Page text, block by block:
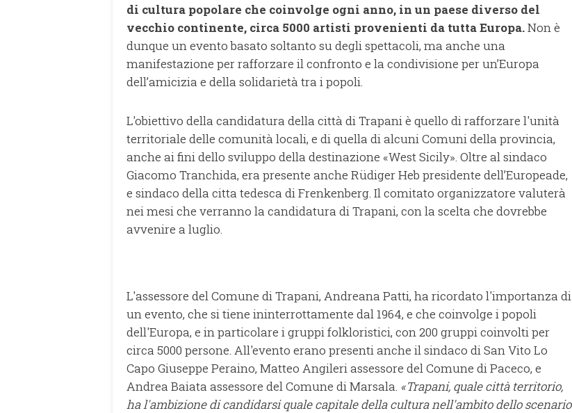
di cultura popolare che coinvolge ogni anno, in un paese diverso del
vecchio continente, circa 5000 artisti provenienti da tutta Europa.Non è
dunque un evento basato soltanto su degli spettacoli, ma anche una
manifestazione per rafforzare il confronto e la condivisione per un’Europa
dell’amicizia e della solidarietà tra i popoli.
L'obiettivo della candidatura della città di Trapani è quello di rafforzare l'unità
territoriale delle comunità locali, e di quella di alcuni Comuni della provincia,
anche ai fini dello sviluppo della destinazione «West Sicily». Oltre al sindaco
Giacomo Tranchida, era presente anche Rüdiger Heb presidente dell’Europeade,
e sindaco della citta tedesca di Frenkenberg. Il comitato organizzatore valuterà
nei mesi che verranno la candidatura di Trapani, con la scelta che dovrebbe
avvenire a luglio.
L'assessore del Comune di Trapani, Andreana Patti, ha ricordato l'importanza di
un evento, che si tiene ininterrottamente dal 1964, e che coinvolge i popoli
dell'Europa, e in particolare i gruppi folkloristici, con 200 gruppi coinvolti per
circa 5000 persone. All'evento erano presenti anche il sindaco di San Vito Lo
Capo Giuseppe Peraino, Matteo Angileri assessore del Comune di Paceco, e
Andrea Baiata assessore del Comune di Marsala. «Trapani, quale città territorio,
ha l'ambizione di candidarsi quale capitale della cultura nell'ambito dello scenario